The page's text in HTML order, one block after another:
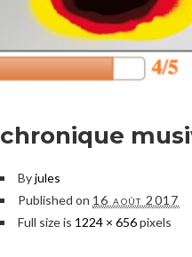
chronique
Byjules
Published on 16 août 2017
Full size is 1224 × 656pixels